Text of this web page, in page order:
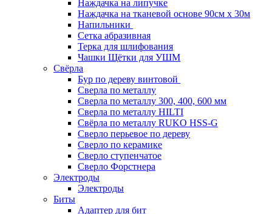
Наждачка на липучке
Наждачка на тканевой основе 90см х 30м
Напильники
Сетка абразивная
Терка для шлифования
Чашки Щётки для УШМ
Свёрла
Бур по дереву винтовой
Сверла по металлу
Сверла по металлу 300, 400, 600 мм
Сверла по металлу HILTI
Свёрла по металлу RUKO HSS-G
Сверло перьевое по дереву
Сверло по керамике
Сверло ступенчатое
Сверло Форстнера
Электроды
Электроды
Биты
Адаптер для бит